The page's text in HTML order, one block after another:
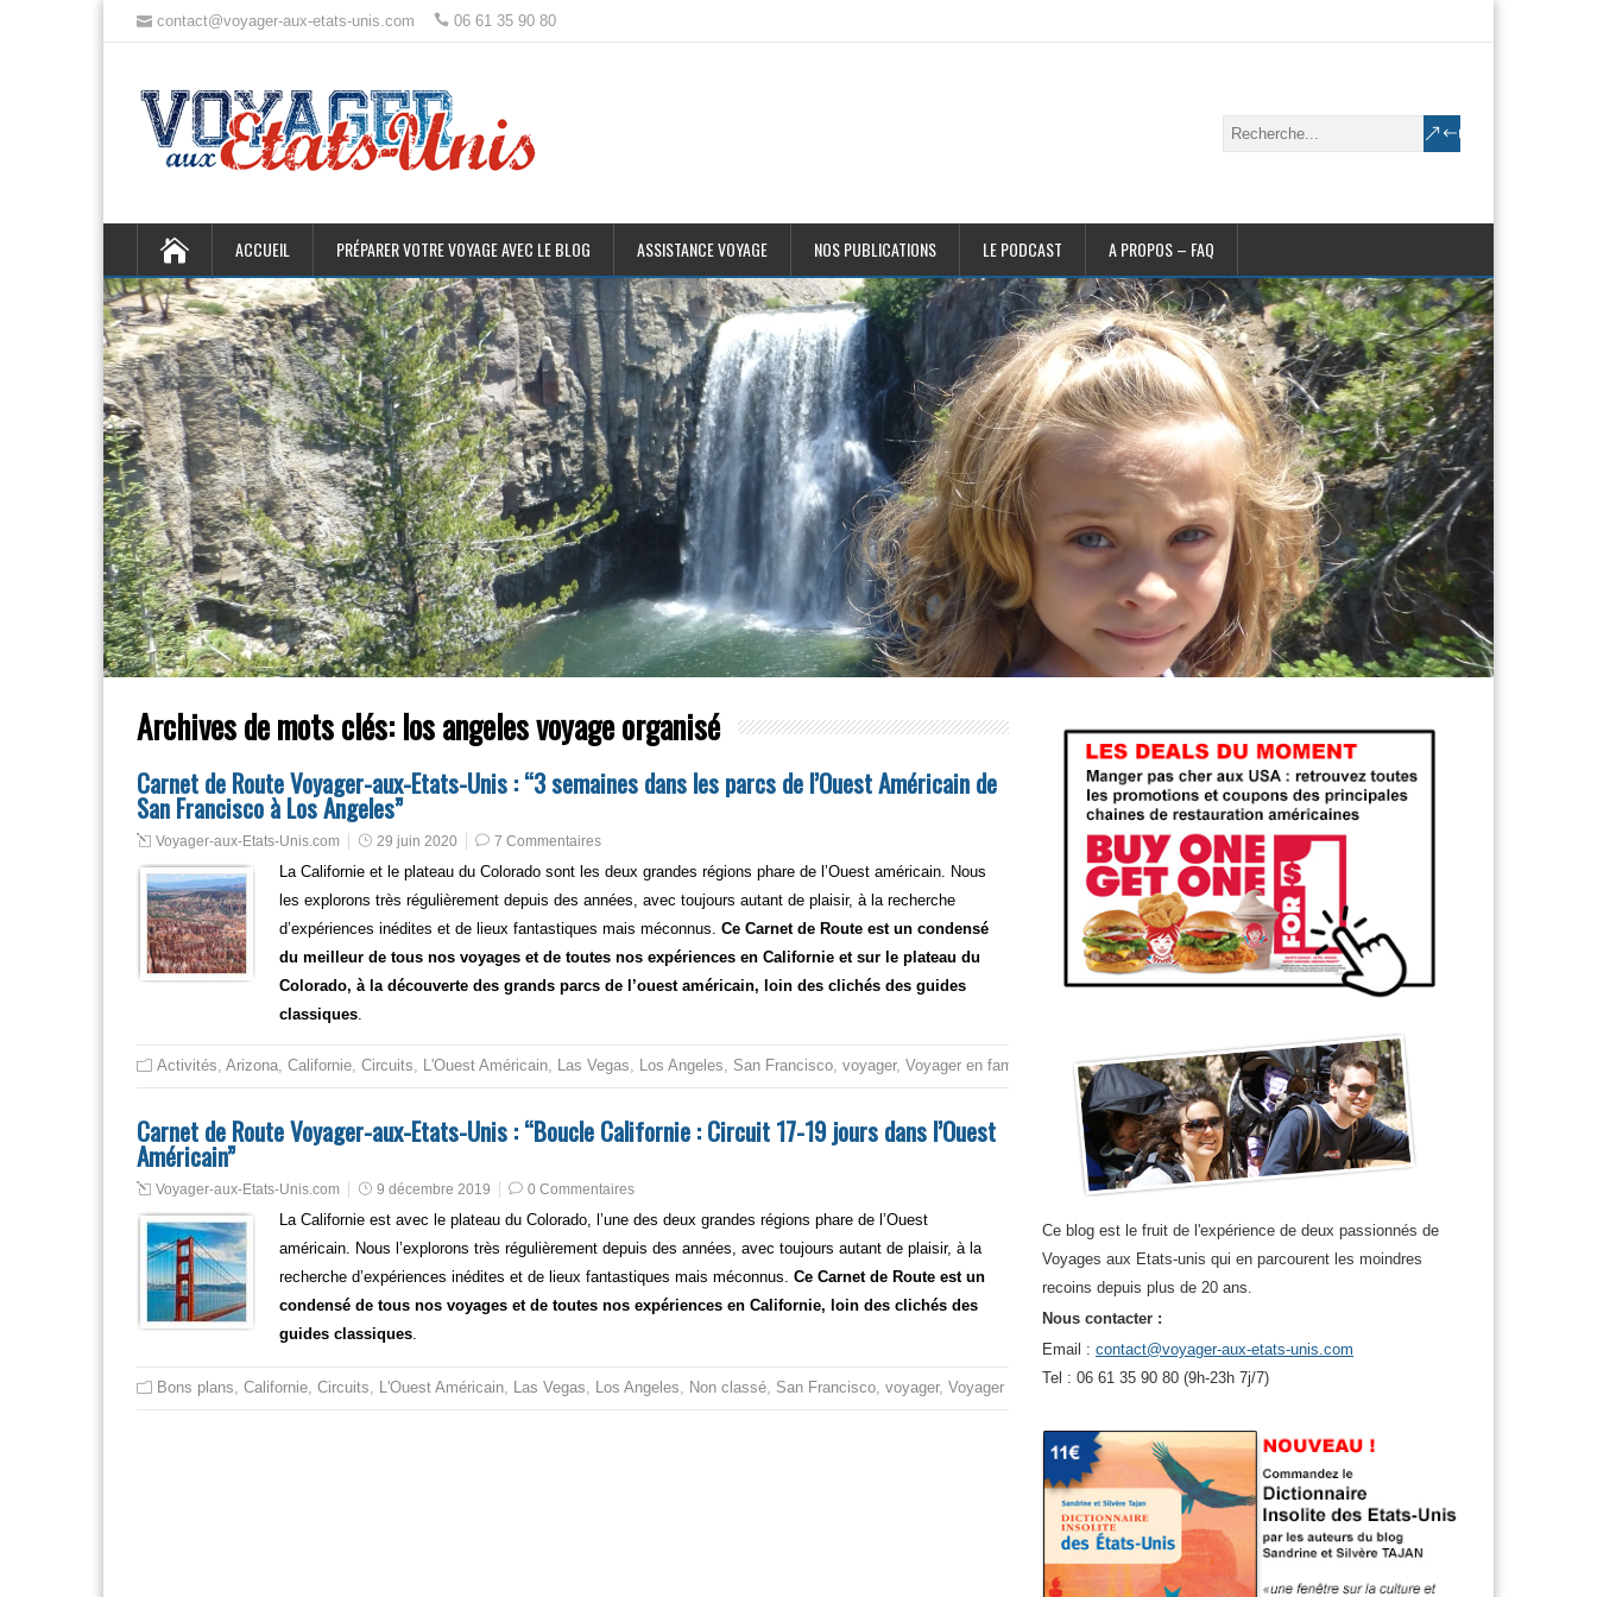
contact@voyager-aux-etats-unis.com 06 61 35 90 80
ACCUEIL PRÉPARER VOTRE VOYAGE AVEC LE BLOG ASSISTANCE VOYAGE NOS PUBLICATIONS LE PODCAST A PROPOS – FAQ
Archives de mots clés: los angeles voyage organisé
Carnet de Route Voyager-aux-Etats-Unis : “3 semaines dans les parcs de l’Ouest Américain de
San Francisco à Los Angeles”
Voyager-aux-Etats-Unis.com 29 juin 2020 7 Commentaires
La Californie et le plateau du Colorado sont les deux grandes régions phare de l’Ouest américain. Nous
les explorons très régulièrement depuis des années, avec toujours autant de plaisir, à la recherche
d’expériences inédites et de lieux fantastiques mais méconnus. Ce Carnet de Route est un condensé
du meilleur de tous nos voyages et de toutes nos expériences en Californie et sur le plateau du
Colorado, à la découverte des grands parcs de l’ouest américain, loin des clichés des guides
classiques.
Activités, Arizona, Californie, Circuits, L'Ouest Américain, Las Vegas, Los Angeles, San Francisco, voyager, Voyager en famille aux usa
Carnet de Route Voyager-aux-Etats-Unis : “Boucle Californie : Circuit 17-19 jours dans l’Ouest
Américain”
Voyager-aux-Etats-Unis.com 9 décembre 2019 0 Commentaires
La Californie est avec le plateau du Colorado, l’une des deux grandes régions phare de l’Ouest
américain. Nous l’explorons très régulièrement depuis des années, avec toujours autant de plaisir, à la
recherche d’expériences inédites et de lieux fantastiques mais méconnus. Ce Carnet de Route est un
condensé de tous nos voyages et de toutes nos expériences en Californie, loin des clichés des
guides classiques.
Bons plans, Californie, Circuits, L'Ouest Américain, Las Vegas, Los Angeles, Non classé, San Francisco, voyager, Voyager en famille aux usa
Ce blog est le fruit de l'expérience de deux passionnés de
Voyages aux Etats-unis qui en parcourent les moindres
recoins depuis plus de 20 ans.
Nous contacter :
Email : contact@voyager-aux-etats-unis.com
Tel : 06 61 35 90 80 (9h-23h 7j/7)